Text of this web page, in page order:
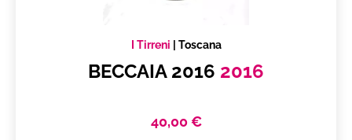
I Tirreni Toscana
BECCAIA 2016 2016
40,00 €